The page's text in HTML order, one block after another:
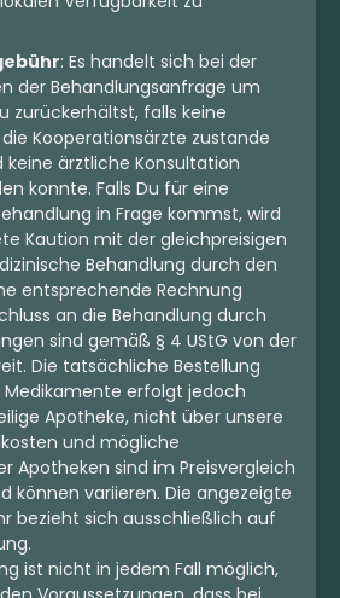
: Es handelt sich bei der
der Behandlungsanfrage um
zurückerhältst, falls keine
Kooperationsärzte zustande
ärztliche Konsultation
konnte. Falls Du für eine
in Frage kommst, wird
Kaution mit der gleichpreisigen
Behandlung durch den
entsprechende Rechnung
an die Behandlung durch
sind gemäß § 4 UStG von der
Die tatsächliche Bestellung
Medikamente erfolgt jedoch
Apotheke, nicht über unsere
und mögliche
Apotheken sind im Preisvergleich
können variieren. Die angezeigte
bezieht sich ausschließlich auf
ist nicht in jedem Fall möglich,